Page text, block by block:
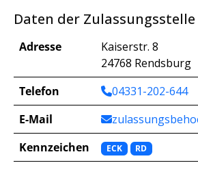
Daten der Zulassungsstelle
Adresse
Kaiserstr. 8
24768 Rendsburg
Telefon
04331-202-644
E-Mail
Kennzeichen
ECK RD